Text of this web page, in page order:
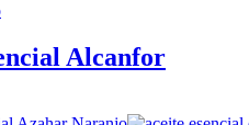
Alcanfor